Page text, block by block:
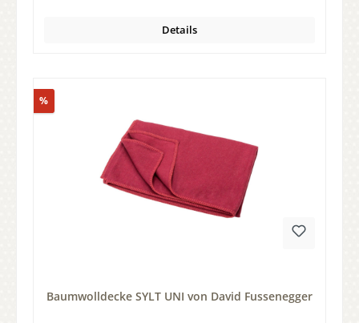
Details
%Rabatt
Baumwolldecke SYLT UNI von David Fussenegger